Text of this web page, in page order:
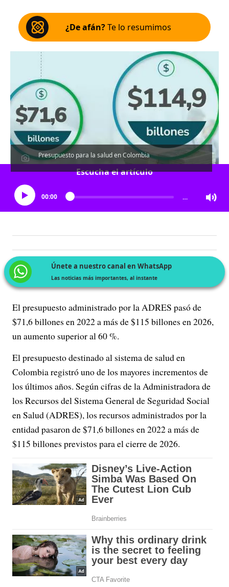
¿De afán?Te lo resumimos
Presupuesto para la salud en Colombia
Escucha el artículo
00:00 …
Únete a nuestro canal en WhatsApp
Las noticias más importantes, al instante
El presupuesto administrado por la ADRES pasó de
$71,6 billones en 2022 a más de $115 billones en 2026,
un aumento superior al 60 %.
El presupuesto destinado al sistema de salud en
Colombia registró uno de los mayores incrementos de
los últimos años. Según cifras de la Administradora de
los Recursos del Sistema General de Seguridad Social
en Salud (ADRES), los recursos administrados por la
entidad pasaron de $71,6 billones en 2022 a más de
$115 billones previstos para el cierre de 2026.